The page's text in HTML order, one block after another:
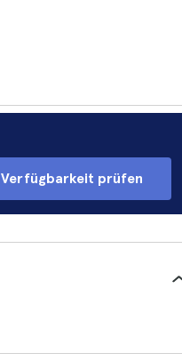
Verfügbarkeit prüfen